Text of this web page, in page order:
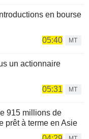
en bourse
05:40
MT
un actionnaire
05:31
MT
915 millions de
prêt à terme en Asie